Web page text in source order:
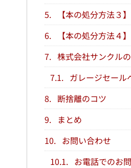
5.
【本の処分方法３
6.
【本の処分方法４
7. 株式会社サンクル
7.1. ガレージセール
8. 断捨離のコツ
9.
まとめ
10. お問い合わせ
10.1. お電話でのお